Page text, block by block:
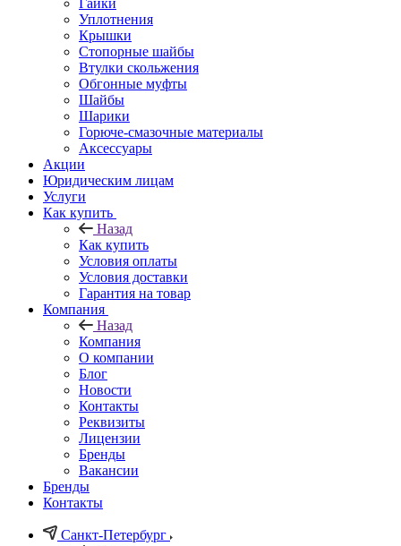
Уплотнения
Крышки
Стопорные шайбы
Втулки скольжения
Обгонные муфты
Шайбы
Шарики
Горюче-смазочные материалы
Аксессуары
Акции
Юридическим лицам
Услуги
Как купить
Назад
Как купить
Условия оплаты
Условия доставки
Гарантия на товар
Компания
Назад
Компания
О компании
Блог
Новости
Контакты
Реквизиты
Лицензии
Бренды
Вакансии
Бренды
Контакты
Санкт-Петербург